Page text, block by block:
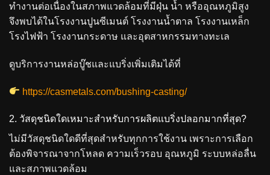
ทำงานต่อเนื่องในสภาพแวดล้อมที่มีฝุ่น น้ำ หรืออุณหภูมิสูง
จึงพบได้ในโรงงานปูนซีเมนต์ โรงงานน้ำตาล โรงงานเหล็ก
โรงไฟฟ้า โรงงานกระดาษ และอุตสาหกรรมทางทะเล
ดูบริการงานหล่อบู๊ชและแบริ่งเพิ่มเติมได้ที่
https://casmetals.com/bushing-casting/
2. วัสดุชนิดใดเหมาะสำหรับการผลิตแบริ่งปลอกมากที่สุด?
ไม่มีวัสดุชนิดใดดีที่สุดสำหรับทุกการใช้งาน เพราะการเลือก
ต้องพิจารณาจากโหลด ความเร็วรอบ อุณหภูมิ ระบบหล่อลื่น
และสภาพแวดล้อม